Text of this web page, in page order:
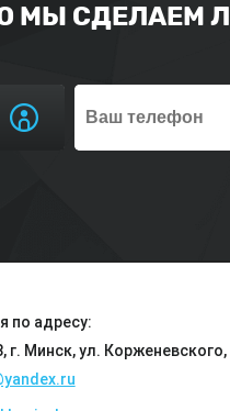
МЫ СДЕЛАЕМ
по адресу:
г. Минск, ул.